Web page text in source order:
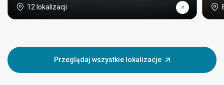
12 lokalizacji
Przeglądaj wszystkie lokalizacje